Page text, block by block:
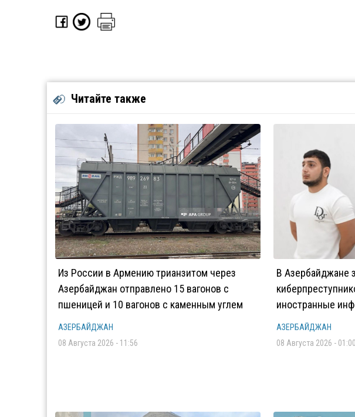
Читайте также
Из России в Армению трианзитом через
Азербайджан отправлено 15 вагонов с
пшеницей и 10 вагонов с каменным углем
АЗЕРБАЙДЖАН
08 Августа 2026 - 11:56
В Азербайджане
иностранные
АЗЕРБАЙДЖАН
08 Августа 2026 - 01:00